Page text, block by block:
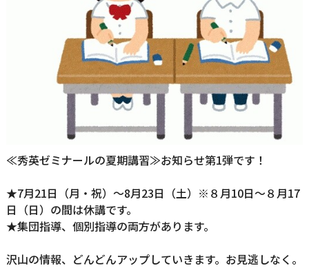
≪秀英ゼミナールの夏期講習≫お知らせ第1弾です！
★7月21日（月・祝）～8月23日（土）※８月10日～８月17
日（日）の間は休講です。
★集団指導、個別指導の両方があります。
沢山の情報、どんどんアップしていきます。お見逃しなく。